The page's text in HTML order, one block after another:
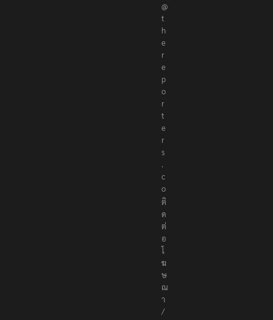
@
t
h
e
r
e
p
o
r
t
e
r
s
.
c
o
ติ
ด
ต่
อ
โ
ฆ
ษ
ณ
า
/